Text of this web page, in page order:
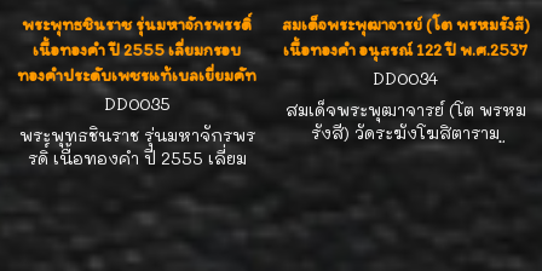
พระพุทธชินราช รุ่นมหาจักรพรรดิ์
เนื้อทองคำ ปี 2555 เลี่ยมกรอบ
ทองคำประดับเพชรแท้เบลเยี่ยมคัท
DD0035
พระพุทธชินราช รุ่นมหาจักรพร
รดิ์ เนื้อทองคำ ปี 2555 เลี่ยม
เบลเยี่ยมคัท น้ำ 100% น้ำหนัก
เพชรรวม 38 ตังค์ ขนาดกรอบ
กว้าง 2.7cm ความสูงกรอบรวม
สมเด็จพระพุฒาจารย์ (โต พรหมรังสี)
เนื้อทองคำ อนุสรณ์ 122 ปี พ.ศ.2537
DD0034
สมเด็จพระพุฒาจารย์ (โต พรหม
รังสี) วัดระฆังโฆสิตาราม
อนุสรณ์ 122 ปี พ.ศ.2537 เนื้อ
100% น้ำหนักเพชรรวม 38 ตังค์